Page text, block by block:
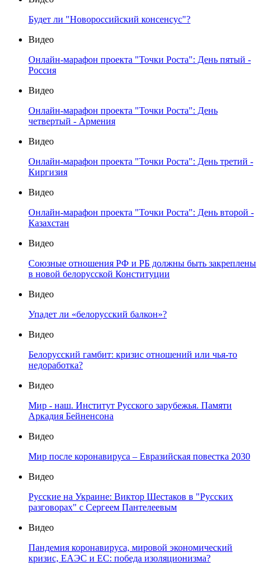
Будет ли "Новороссийский консенсус"?
Видео
Онлайн-марафон проекта "Точки Роста": День пятый -
Россия
Видео
Онлайн-марафон проекта "Точки Роста": День
четвертый - Армения
Видео
Онлайн-марафон проекта "Точки Роста": День третий -
Киргизия
Видео
Онлайн-марафон проекта "Точки Роста": День второй -
Казахстан
Видео
Союзные отношения РФ и РБ должны быть закреплены
в новой белорусской Конституции
Видео
Упадет ли «белорусский балкон»?
Видео
Белорусский гамбит: кризис отношений или чья-то
недоработка?
Видео
Мир - наш. Институт Русского зарубежья. Памяти
Аркадия Бейненсона
Видео
Мир после коронавируса – Евразийская повестка 2030
Видео
Русские на Украине: Виктор Шестаков в "Русских
разговорах" с Сергеем Пантелеевым
Видео
Пандемия коронавируса, мировой экономический
кризис, ЕАЭС и ЕС: победа изоляционизма?